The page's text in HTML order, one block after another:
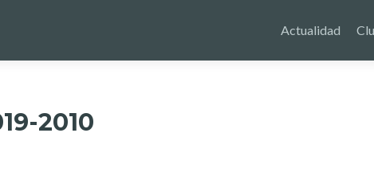
Actualidad
2010